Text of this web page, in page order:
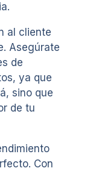
al cliente
Asegúrate
de
ya que
sino que
de tu
Con